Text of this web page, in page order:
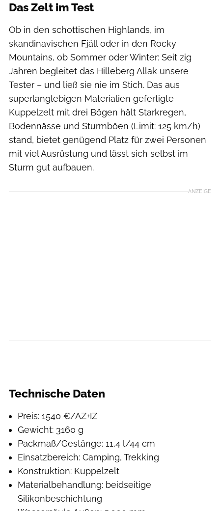
Das Zelt im Test
Ob in den schottischen Highlands, im
skandinavischen Fjäll oder in den Rocky
Mountains, ob Sommer oder Winter: Seit zig
Jahren begleitet das Hilleberg Allak unsere
Tester – und ließ sie nie im Stich. Das aus
superlanglebigen Materialien gefertigte
Kuppelzelt mit drei Bögen hält Starkregen,
Bodennässe und Sturmböen (Limit: 125 km/h)
stand, bietet genügend Platz für zwei Personen
mit viel Ausrüstung und lässt sich selbst im
Sturm gut aufbauen.
ANZEIGE
Technische Daten
Preis: 1540 €/AZ+IZ
Gewicht: 3160 g
Packmaß/Gestänge: 11,4 l/44 cm
Einsatzbereich: Camping, Trekking
Konstruktion: Kuppelzelt
Materialbehandlung: beidseitige
Silikonbeschichtung